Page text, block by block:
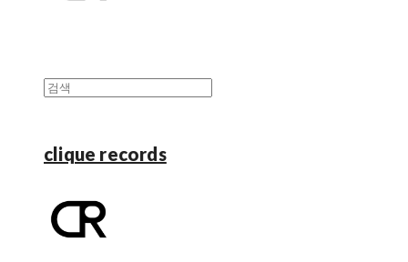
clique records